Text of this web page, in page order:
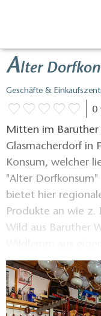
Alter
Geschäfte &
0
Mitten im
Glasmacherdorf in
Konsum, welcher
"Alter
bietet hier
Produkte an wie z.
Wild aus Baruther
Wildlamm aus
auch die
frischgebackener
dem historischen
Der Konsum